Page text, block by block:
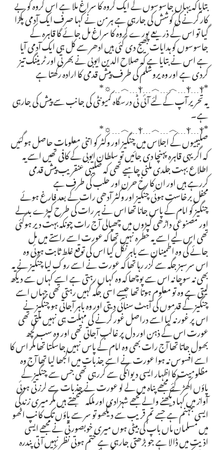
کار کرنے کی کوشش کی جارہی ہے ہرمن نے کہا صرف ایک آدمی پکڑا
گیا تو اس کے ذریعے پورے گروہ کا سراغ مل جائے گا قاہرہ کے
جاسوسوں کو ہدایات بھیج دی گئی ہیں ادھر سے کل ہی ایک آدمی آیا
ہے اس نے بتایا ہے کہ صلاح الدین ایوبی نے بھرتی اور ٹریننگ تیز
کردی ہے اور وہ یروشلم کی طرف پیش قدمی کا ارادہ رکھتا ہے
*ⲯ﹍︿﹍︿﹍ⲯ﹍ⲯ﹍︿﹍☼*
یہ تحریر آپ کے لئے آئی ٹی درسگاہ کمیونٹی کی جانب سے پیش کی جارہی
ہے۔
*ⲯ﹍︿﹍︿﹍ⲯ﹍ⲯ﹍︿﹍☼*
صلیبیوں کے اجلاس میں چنگیز اور وکٹر کو اتنی معلومات حاصل ہوگئیں
کہ اگر یہی قاہرہ پہنچا دی جائیں تو سلطان ایوبی کے کافی تھیں اسے یہ
اطلاع بہت جلدی ملنی چاہیے تھی کہ صلیبی عنقریب پیش قدمی
کررہے ہیں اور ان کا رخ حرن اور حلب کی طرف ہے
محفل برخاست ہوئی چنگیز اور وکٹر آدھی رات کے بعد فارغ ہوئے
چنگیز کو امام کے پاس جانا تھا اس نے ہر رات کی طرح کپڑے بدلے
اور مصنوعی داڑھی کپڑوں میں چھپالی آج رات چونکہ بہت دیر ہوگئی
تھی اس لیے اسے یہ خطرہ نہیں تھا کہ عورت اسے راستے میں مل
جائے گی وہ اطمینان سے باہر نکل گیا اس کی توقع غلط ثابت ہوئی وہ
اس سرسبز جگہ سے گزر رہا تھا کہ عورت نے اسے روک لیا چنگیز نے یہ
بھی نہ سوچا نہ اس سے پوچھا کہ وہ کہاں رہتی ہے اسے کہاں سے دیکھ
لیتی ہے وہ تو معلوم ہوتا تھا جیسے اسی جگہ کہیں رہتی تھی جہاں اسے
چنگیز کے قدموں کی آہٹ سنائی دیتی اور وہ باہر آجاتی ہو چنگیز نے
اس پر غور نہ کیا اسے دراصل غور کرنے کی مہلت ہی نہیں ملتی تھی
عورت اس کے ذہن اور دل پر غالب آجاتی تھی اور وہ سب کچھ
بھول جاتا تھا آج رات بھی وہ امام کے پاس نہیں جاسکتا تھا مگر اس کا
اسے افسوس نہ ہوا عورت نے اسے جذبات میں الجھا لیا تھا آج وہ
مظلومیت کا اظہار ایسی دیوانگی سے کررہی تھی جس سے چنگیز کے
پاؤں اکھڑ گئے مجھے پناہ میں لے لو عورت نے جذبات سے لرزتی ہوئی
آواز میں کہا دیکھنے والے مجھے شہزادی اور ملکہ سمجھتے ہیں مگر میری زندگی
ایسی جہنم ہے جسے تم قریب سے دیکھو تو سر سے پاؤں تک کانپ اٹھو
میں مسلمان ماں باپ کی بیٹی ہوں میری خوبصورتی نے مجھے ایسی
اذیت میں ڈالا ہے جو بڑھتی جارہی ہے ختم ہوتی نظر نہیں آتی پندرہ